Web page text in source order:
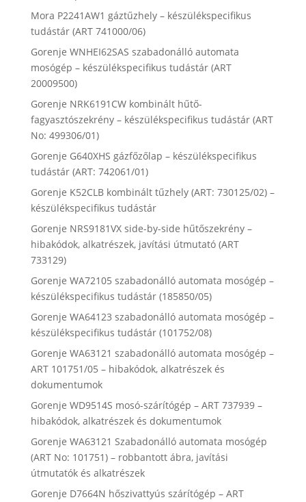
Mora P2241AW1 gáztűzhely – készülékspecifikus
tudástár (ART 741000/06)
Gorenje WNHEI62SAS szabadonálló automata
mosógép – készülékspecifikus tudástár (ART
20009500)
Gorenje NRK6191CW kombinált hűtő-
fagyasztószekrény – készülékspecifikus tudástár (ART
No: 499306/01)
Gorenje G640XHS gázfőzőlap – készülékspecifikus
tudástár (ART: 742061/01)
Gorenje K52CLB kombinált tűzhely (ART: 730125/02) –
készülékspecifikus tudástár
Gorenje NRS9181VX side-by-side hűtőszekrény –
hibakódok, alkatrészek, javítási útmutató (ART
733129)
Gorenje WA72105 szabadonálló automata mosógép –
készülékspecifikus tudástár (185850/05)
Gorenje WA64123 szabadonálló automata mosógép –
készülékspecifikus tudástár (101752/08)
Gorenje WA63121 szabadonálló automata mosógép –
ART 101751/05 – hibakódok, alkatrészek és
dokumentumok
Gorenje WD9514S mosó-szárítógép – ART 737939 –
hibakódok, alkatrészek és dokumentumok
Gorenje WA63121 Szabadonálló automata mosógép
(ART No: 101751) – robbantott ábra, javítási
útmutatók és alkatrészek
Gorenje D7664N hőszivattyús szárítógép – ART